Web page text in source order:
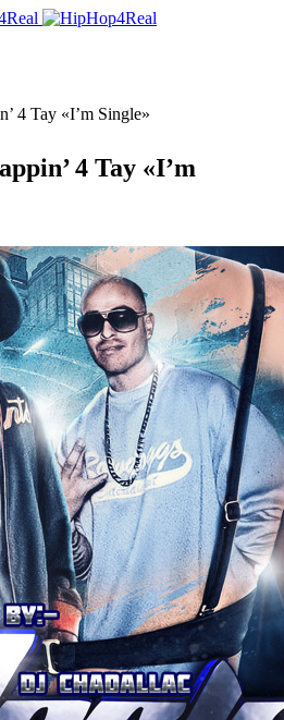
4 Tay «I’m Single»
4 Tay «I’m